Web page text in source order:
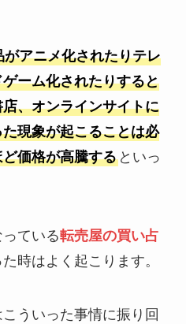
がアニメ化されたりテレ
ーム化されたりすると
、オンラインサイトに
現象が起こることは必
価格が高騰するといっ
ている転売屋の買い占
時はよく起こります。
ういった事情に振り回